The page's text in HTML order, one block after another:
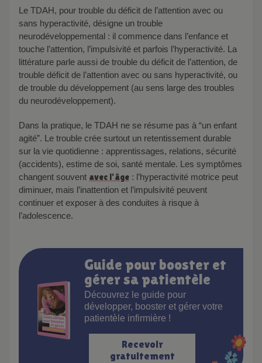
Le TDAH, pour trouble du déficit de l’attention avec ou
sans hyperactivité, désigne un trouble
neurodéveloppemental : il commence dans l’enfance et
touche l’attention, l’impulsivité et parfois l’hyperactivité. La
littérature parle aussi de trouble du déficit de l’attention, de
trouble déficit de l’attention avec ou sans hyperactivité, ou
de trouble du développement (au sens large des troubles
du neurodéveloppement).
Dans la pratique, le TDAH ne se résume pas à “un enfant
agité”. Le trouble crée surtout un retentissement durable
sur la vie quotidienne : apprentissages, relations, sécurité
(accidents), estime de soi, santé mentale. Les symptômes
changent souvent avec l’âge : l’hyperactivité motrice peut
diminuer, mais l’inattention et l’impulsivité peuvent
continuer et exposer à des conduites à risque à
l’adolescence.
Guide pour booster et
gérer sa patientèle
Découvrez le guide pour
développer, booster et gérer votre
patientèle infirmière !
Recevoir
gratuitement